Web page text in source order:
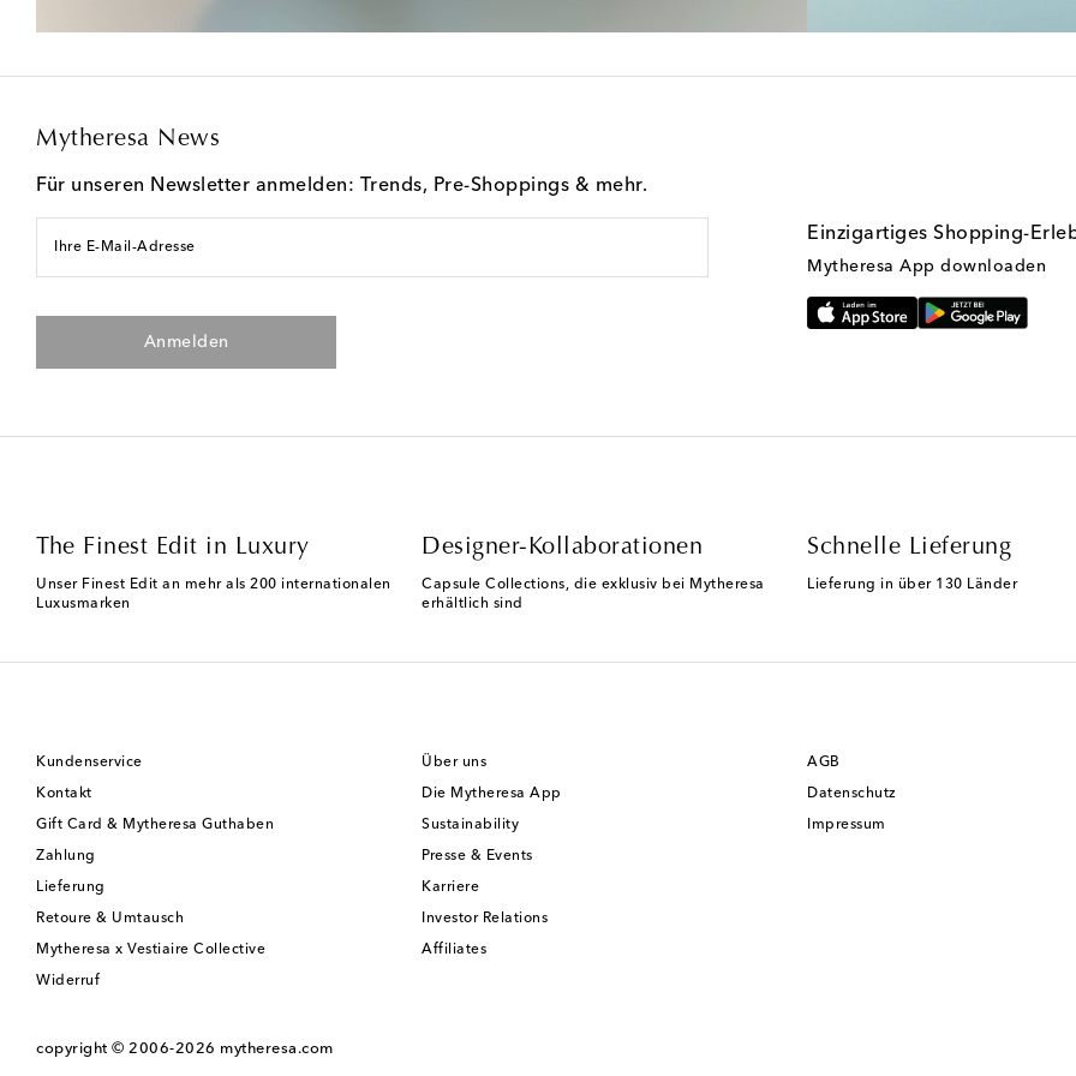
Mytheresa News
Für unseren Newsletter anmelden: Trends, Pre-Shoppings & mehr.
Ihre E-Mail-Adresse
Anmelden
Einzigartiges Shopping-
Mytheresa App downloaden
The Finest Edit in Luxury
Unser Finest Edit an mehr als 200 internationalen
Luxusmarken
Designer-Kollaborationen
Capsule Collections, die exklusiv bei Mytheresa
erhältlich sind
Schnelle Lieferung
Lieferung in über 130 Länder
Kundenservice
Kontakt
Gift Card & Mytheresa Guthaben
Zahlung
Lieferung
Retoure & Umtausch
Mytheresa x Vestiaire Collective
Widerruf
Über uns
Die Mytheresa App
Sustainability
Presse & Events
Karriere
Investor Relations
Affiliates
AGB
Datenschutz
Impressum
copyright © 2006-2026 mytheresa.com